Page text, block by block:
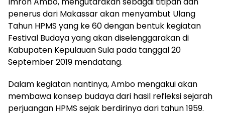
penerus dari Makassar akan menyambut Ulang
Tahun HPMS yang ke 60 dengan bentuk kegiatan
Festival Budaya yang akan diselenggarakan di
Kabupaten Kepulauan Sula pada tanggal 20
September 2019 mendatang.
Dalam kegiatan nantinya, Ambo mengakui akan
membawa konsep budaya dari hasil refleksi sejarah
perjuangan HPMS sejak berdirinya dari tahun 1959.